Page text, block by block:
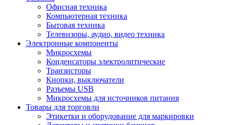
Офисная техника
Компьютерная техника
Бытовая техника
Телевизоры, аудио, видео техника
Электронные компоненты
Микросхемы
Конденсаторы электролитические
Транзисторы
Кнопки, выключатели
Разъемы USB
Микросхемы для источников питания
Товары для торговли
Этикетки и оборудование для маркировки